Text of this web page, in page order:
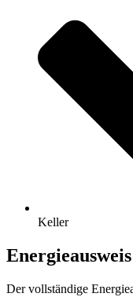
Keller
Energieausweis
Der vollständige